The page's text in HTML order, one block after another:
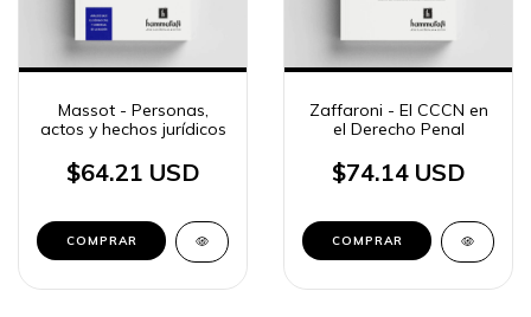
Massot - Personas,
actos y hechos jurídicos
$64.21 USD
COMPRAR
Zaffaroni - El CCCN en
el Derecho Penal
$74.14 USD
COMPRAR